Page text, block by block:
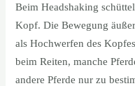
Beim Headshaking
Kopf. Die Bewegung
als Hochwerfen des
beim Reiten, manche
andere Pferde nur zu